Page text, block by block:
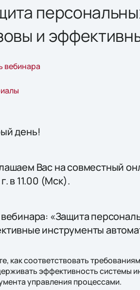
и
вебинара
день!
Вас на совместный
в 11.00 (Мск).
«Защита
инструменты
как соответствовать
эффективность системы
управления процессами.